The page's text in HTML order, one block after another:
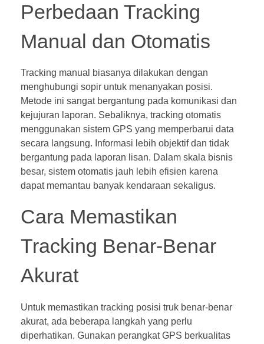
Perbedaan Tracking
Manual dan Otomatis
Tracking manual biasanya dilakukan dengan
menghubungi sopir untuk menanyakan posisi.
Metode ini sangat bergantung pada komunikasi dan
kejujuran laporan. Sebaliknya, tracking otomatis
menggunakan sistem GPS yang memperbarui data
secara langsung. Informasi lebih objektif dan tidak
bergantung pada laporan lisan. Dalam skala bisnis
besar, sistem otomatis jauh lebih efisien karena
dapat memantau banyak kendaraan sekaligus.
Cara Memastikan
Tracking Benar-Benar
Akurat
Untuk memastikan tracking posisi truk benar-benar
akurat, ada beberapa langkah yang perlu
diperhatikan. Gunakan perangkat GPS berkualitas